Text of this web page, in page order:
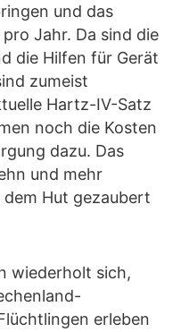
und das
Jahr. Da sind die
die Hilfen für Gerät
zumeist
Hartz-IV-Satz
noch die Kosten
dazu. Das
und mehr
Hut gezaubert
wiederholt sich,
erleben